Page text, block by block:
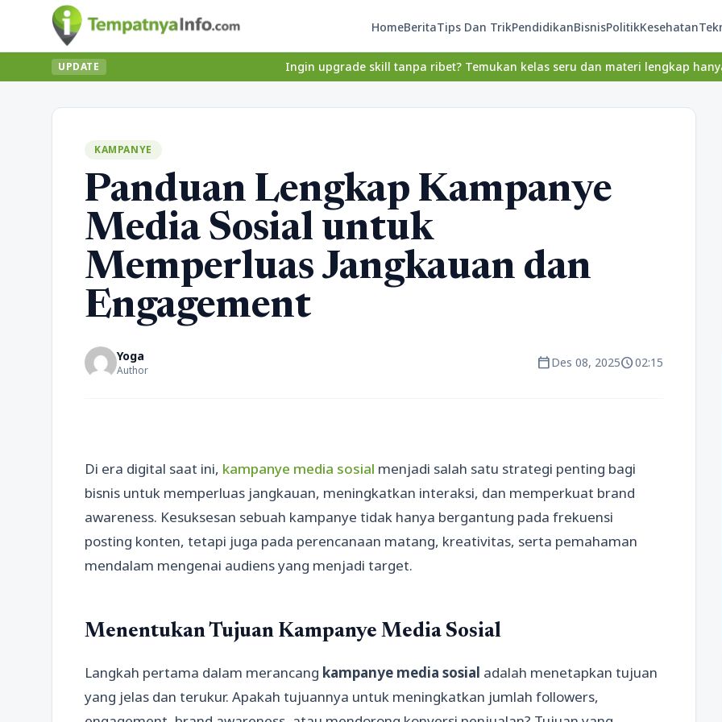
HomeBeritaTips Dan TrikPendidikanBisnisPolitikKesehatan
UPDATE Ingin upgrade skill tanpa ribet? Temukan kelas seru dan materi lengkap hanya di
KAMPANYE
Panduan Lengkap Kampanye
Media Sosial untuk
Memperluas Jangkauan dan
Engagement
Yoga
Author calendar_todayDes 08, 2025schedule02:15
Di era digital saat ini, kampanye media sosial menjadi salah satu strategi penting bagi
bisnis untuk memperluas jangkauan, meningkatkan interaksi, dan memperkuat brand
awareness. Kesuksesan sebuah kampanye tidak hanya bergantung pada frekuensi
posting konten, tetapi juga pada perencanaan matang, kreativitas, serta pemahaman
mendalam mengenai audiens yang menjadi target.
Menentukan Tujuan Kampanye Media Sosial
Langkah pertama dalam merancang kampanye media sosial adalah menetapkan tujuan
yang jelas dan terukur. Apakah tujuannya untuk meningkatkan jumlah followers,